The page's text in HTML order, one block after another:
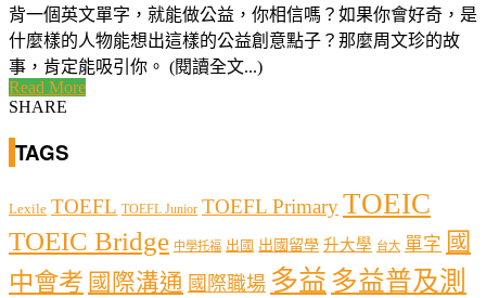
背一個英文單字，就能做公益，你相信嗎？如果你會好奇，是
什麼樣的人物能想出這樣的公益創意點子？那麼周文珍的故
事，肯定能吸引你。 (閱讀全文...)
Read More
SHARE
TAGS
Lexile TOEFL TOEFL Junior TOEFL PrimaryTOEIC
TOEIC Bridge 中學托福 出國 出國留學 升大學 台大 單字 國
中會考 國際溝通 國際職場 多益 多益普及測